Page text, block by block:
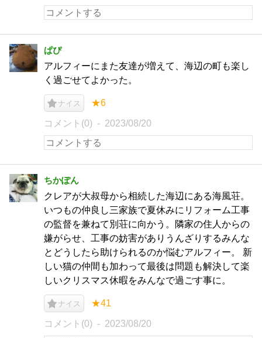
ぱぴ
アルフィーにまた友達が増えて、海辺の町も楽し
く過ごせてよかった。
ナイス ★6
コメント(0) 2023/08/20
ちかぽん
クレアが大叔母から相続した海辺にある海風荘。
いつもの仲良し三家族で夏休みにリフォーム工事
の監督を兼ねて別荘に向かう。隣家の住人からの
嫌がらせ、工事の妨害がありうんざりするみんな
とどうしたら助けられるのか悩むアルフィー。 新
しい猫の仲間も加わって最後は問題も解決して楽
しいクリスマス休暇をみんなで過ごす事に。
ナイス ★41
コメント(0) 2023/08/20